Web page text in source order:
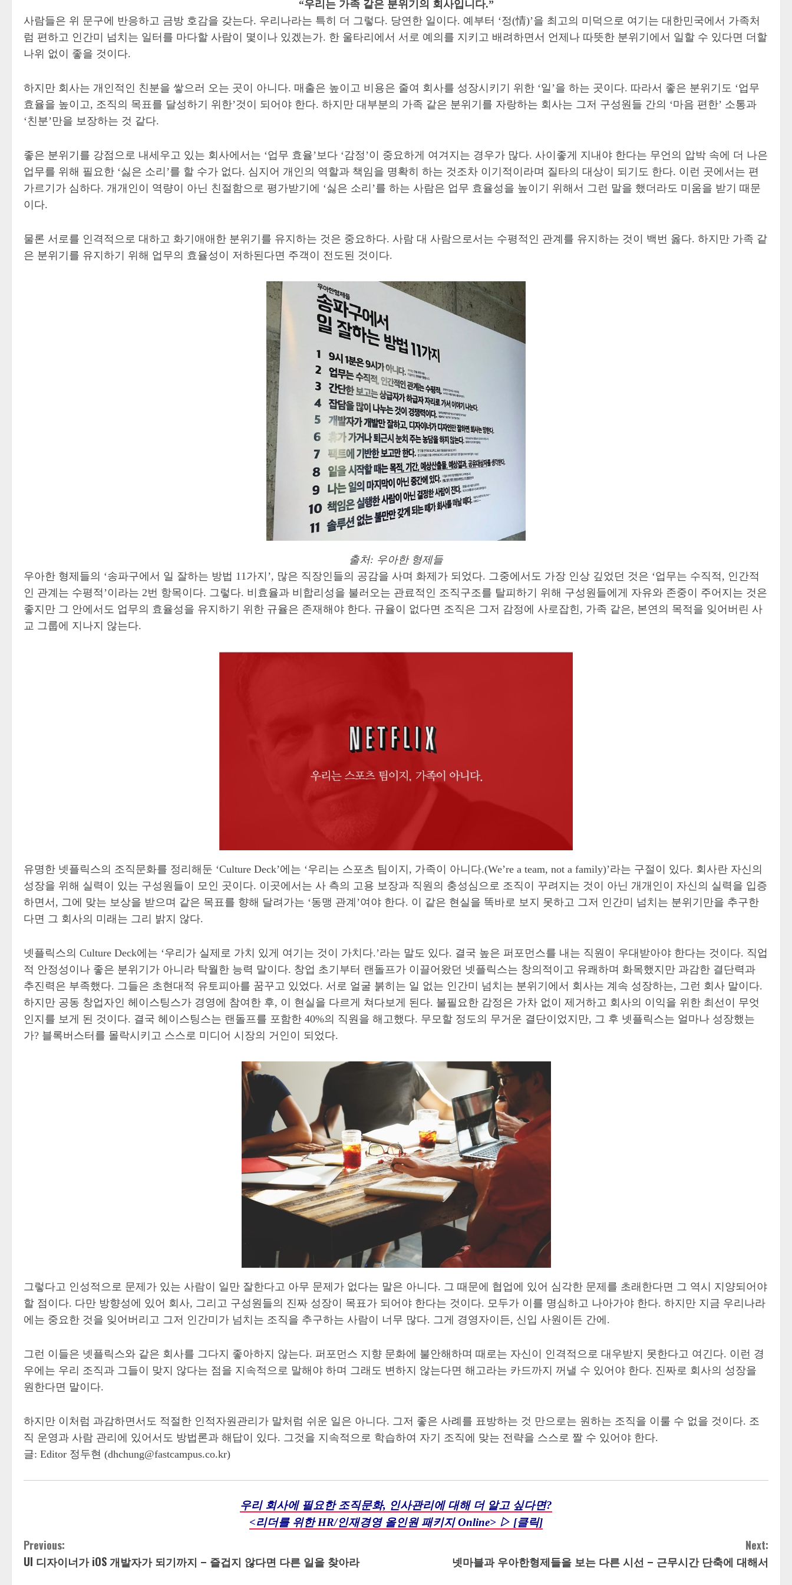
“우리는 가족 같은 분위기의 회사입니다.”
사람들은 위 문구에 반응하고 금방 호감을 갖는다. 우리나라는 특히 더 그렇다. 당연한 일이다. 예부터 ‘정(情)’을 최고의 미덕으로 여기는 대한민국에서 가족처
럼 편하고 인간미 넘치는 일터를 마다할 사람이 몇이나 있겠는가. 한 울타리에서 서로 예의를 지키고 배려하면서 언제나 따뜻한 분위기에서 일할 수 있다면 더할
나위 없이 좋을 것이다.
하지만 회사는 개인적인 친분을 쌓으러 오는 곳이 아니다. 매출은 높이고 비용은 줄여 회사를 성장시키기 위한 ‘일’을 하는 곳이다. 따라서 좋은 분위기도 ‘업무
효율을 높이고, 조직의 목표를 달성하기 위한’것이 되어야 한다. 하지만 대부분의 가족 같은 분위기를 자랑하는 회사는 그저 구성원들 간의 ‘마음 편한’ 소통과
‘친분’만을 보장하는 것 같다.
좋은 분위기를 강점으로 내세우고 있는 회사에서는 ‘업무 효율’보다 ‘감정’이 중요하게 여겨지는 경우가 많다. 사이좋게 지내야 한다는 무언의 압박 속에 더 나은
업무를 위해 필요한 ‘싫은 소리’를 할 수가 없다. 심지어 개인의 역할과 책임을 명확히 하는 것조차 이기적이라며 질타의 대상이 되기도 한다. 이런 곳에서는 편
가르기가 심하다. 개개인이 역량이 아닌 친절함으로 평가받기에 ‘싫은 소리’를 하는 사람은 업무 효율성을 높이기 위해서 그런 말을 했더라도 미움을 받기 때문
이다.
물론 서로를 인격적으로 대하고 화기애애한 분위기를 유지하는 것은 중요하다. 사람 대 사람으로서는 수평적인 관계를 유지하는 것이 백번 옳다. 하지만 가족 같
은 분위기를 유지하기 위해 업무의 효율성이 저하된다면 주객이 전도된 것이다.
출처: 우아한 형제들
우아한 형제들의 ‘송파구에서 일 잘하는 방법 11가지’, 많은 직장인들의 공감을 사며 화제가 되었다. 그중에서도 가장 인상 깊었던 것은 ‘업무는 수직적, 인간적
인 관계는 수평적’이라는 2번 항목이다. 그렇다. 비효율과 비합리성을 불러오는 관료적인 조직구조를 탈피하기 위해 구성원들에게 자유와 존중이 주어지는 것은
좋지만 그 안에서도 업무의 효율성을 유지하기 위한 규율은 존재해야 한다. 규율이 없다면 조직은 그저 감정에 사로잡힌, 가족 같은, 본연의 목적을 잊어버린 사
교 그룹에 지나지 않는다.
유명한 넷플릭스의 조직문화를 정리해둔 ‘Culture Deck’에는 ‘우리는 스포츠 팀이지, 가족이 아니다.(We’re a team, not a family)’라는 구절이 있다. 회사란 자신의
성장을 위해 실력이 있는 구성원들이 모인 곳이다. 이곳에서는 사 측의 고용 보장과 직원의 충성심으로 조직이 꾸려지는 것이 아닌 개개인이 자신의 실력을 입증
하면서, 그에 맞는 보상을 받으며 같은 목표를 향해 달려가는 ‘동맹 관계’여야 한다. 이 같은 현실을 똑바로 보지 못하고 그저 인간미 넘치는 분위기만을 추구한
다면 그 회사의 미래는 그리 밝지 않다.
넷플릭스의 Culture Deck에는 ‘우리가 실제로 가치 있게 여기는 것이 가치다.’라는 말도 있다. 결국 높은 퍼포먼스를 내는 직원이 우대받아야 한다는 것이다. 직업
적 안정성이나 좋은 분위기가 아니라 탁월한 능력 말이다. 창업 초기부터 랜돌프가 이끌어왔던 넷플릭스는 창의적이고 유쾌하며 화목했지만 과감한 결단력과
추진력은 부족했다. 그들은 초현대적 유토피아를 꿈꾸고 있었다. 서로 얼굴 붉히는 일 없는 인간미 넘치는 분위기에서 회사는 계속 성장하는, 그런 회사 말이다.
하지만 공동 창업자인 헤이스팅스가 경영에 참여한 후, 이 현실을 다르게 쳐다보게 된다. 불필요한 감정은 가차 없이 제거하고 회사의 이익을 위한 최선이 무엇
인지를 보게 된 것이다. 결국 헤이스팅스는 랜돌프를 포함한 40%의 직원을 해고했다. 무모할 정도의 무거운 결단이었지만, 그 후 넷플릭스는 얼마나 성장했는
가? 블록버스터를 몰락시키고 스스로 미디어 시장의 거인이 되었다.
그렇다고 인성적으로 문제가 있는 사람이 일만 잘한다고 아무 문제가 없다는 말은 아니다. 그 때문에 협업에 있어 심각한 문제를 초래한다면 그 역시 지양되어야
할 점이다. 다만 방향성에 있어 회사, 그리고 구성원들의 진짜 성장이 목표가 되어야 한다는 것이다. 모두가 이를 명심하고 나아가야 한다. 하지만 지금 우리나라
에는 중요한 것을 잊어버리고 그저 인간미가 넘치는 조직을 추구하는 사람이 너무 많다. 그게 경영자이든, 신입 사원이든 간에.
그런 이들은 넷플릭스와 같은 회사를 그다지 좋아하지 않는다. 퍼포먼스 지향 문화에 불안해하며 때로는 자신이 인격적으로 대우받지 못한다고 여긴다. 이런 경
우에는 우리 조직과 그들이 맞지 않다는 점을 지속적으로 말해야 하며 그래도 변하지 않는다면 해고라는 카드까지 꺼낼 수 있어야 한다. 진짜로 회사의 성장을
원한다면 말이다.
하지만 이처럼 과감하면서도 적절한 인적자원관리가 말처럼 쉬운 일은 아니다. 그저 좋은 사례를 표방하는 것 만으로는 원하는 조직을 이룰 수 없을 것이다. 조
직 운영과 사람 관리에 있어서도 방법론과 해답이 있다. 그것을 지속적으로 학습하여 자기 조직에 맞는 전략을 스스로 짤 수 있어야 한다.
글: Editor 정두현 (dhchung@fastcampus.co.kr)
우리 회사에 필요한 조직문화, 인사관리에 대해 더 알고 싶다면?
<리더를 위한 HR/인재경영 올인원 패키지 Online> ▷ [클릭]
C
o
Previous:
UI 디자이너가 iOS 개발자가 되기까지 – 즐겁지 않다면 다른 일을 찾아라
Next:
넷마블과 우아한형제들을 보는 다른 시선 – 근무시간 단축에 대해서